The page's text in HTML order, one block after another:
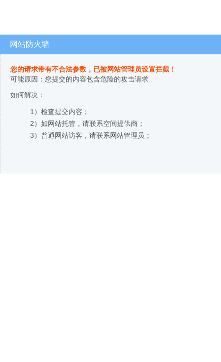
网站防火墙
您的请求带有不合法参数，已被网站管理员设置拦截！
可能原因：您提交的内容包含危险的攻击请求
如何解决：
1）检查提交内容；
2）如网站托管，请联系空间提供商；
3）普通网站访客，请联系网站管理员；